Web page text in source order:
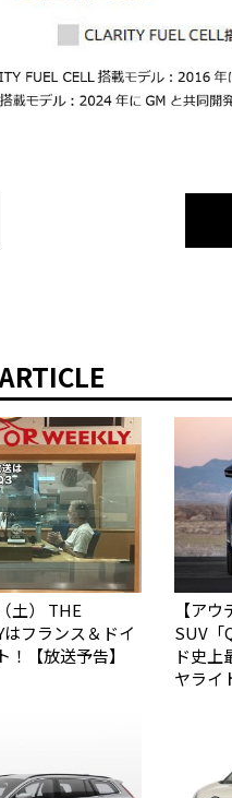
土） THE
はフランス＆ドイ
【放送予告】
【ア
SUV「
ド史上
ヤライ